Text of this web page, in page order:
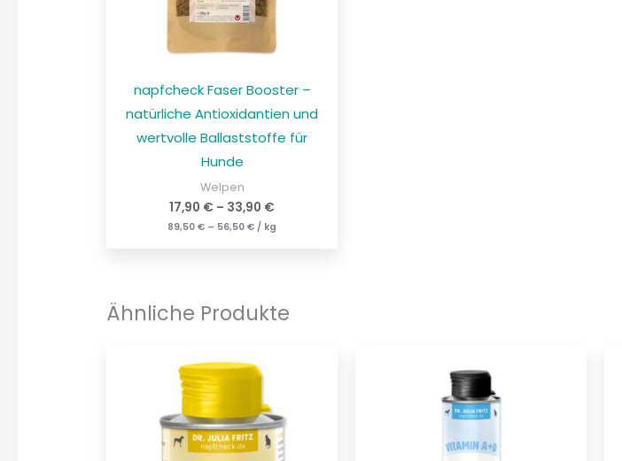
napfcheck Faser Booster –
natürliche Antioxidantien und
wertvolle Ballaststoffe für
Hunde
Welpen
17,90 € – 33,90 €
89,50€ – 56,50€ / kg
Ähnliche Produkte